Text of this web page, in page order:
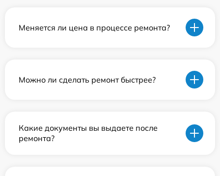
Меняется ли цена в процессе ремонта?
Можно ли сделать ремонт быстрее?
Какие документы вы выдаете после
ремонта?